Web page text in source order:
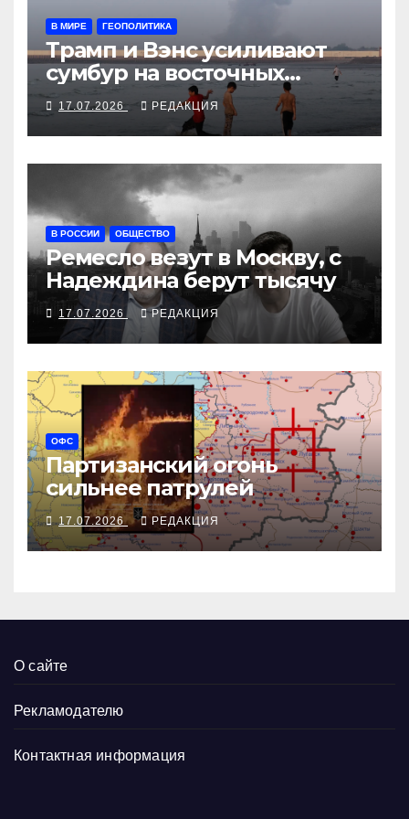
В МИРЕ ГЕОПОЛИТИКА
Трамп и Вэнс усиливают
сумбур на восточных
направлениях
17.07.2026 РЕДАКЦИЯ
В РОССИИ ОБЩЕСТВО
Ремесло везут в Москву, с
Надеждина берут тысячу
17.07.2026 РЕДАКЦИЯ
ОФС
Партизанский огонь
сильнее патрулей
17.07.2026 РЕДАКЦИЯ
О сайте
Рекламодателю
Контактная информация